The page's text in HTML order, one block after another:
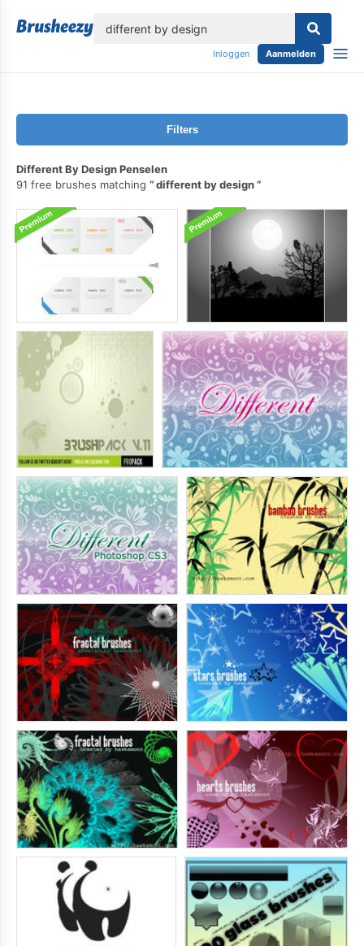
Inloggen Aanmelden
Filters
Different By Design Penselen
91 free brushes matching
different by design